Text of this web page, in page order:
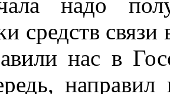
средств
нас в